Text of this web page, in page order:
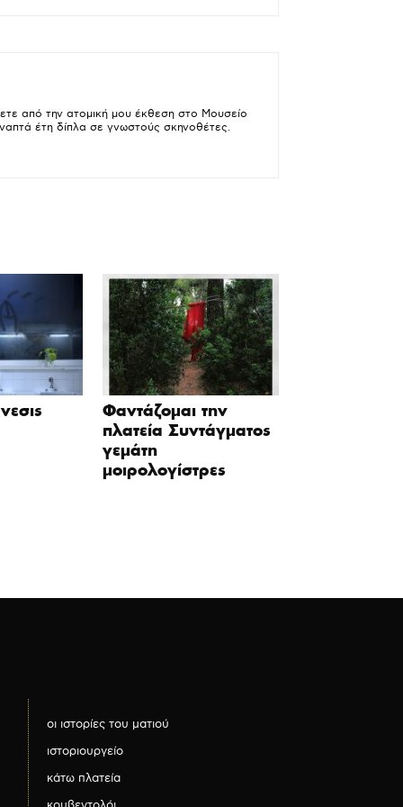
από την ατομική μου έκθεση στο Μουσείο
έτη δίπλα σε γνωστούς σκηνοθέτες.
Φαντάζομαι την
πλατεία Συντάγματος
γεμάτη
μοιρολογίστρες
οι ιστορίες του ματιού
ιστοριουργείο
κάτω πλατεία